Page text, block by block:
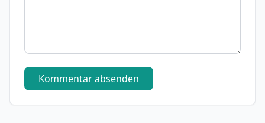
Kommentar absenden